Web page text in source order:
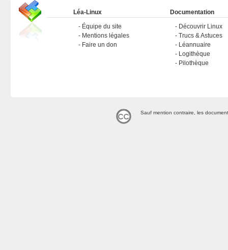
Léa-Linux
Équipe du site
Mentions légales
Faire un don
Documentation
Découvrir Linux
Trucs & Astuces
Léannuaire
Logithèque
Pilothèque
Sauf mention contraire, les